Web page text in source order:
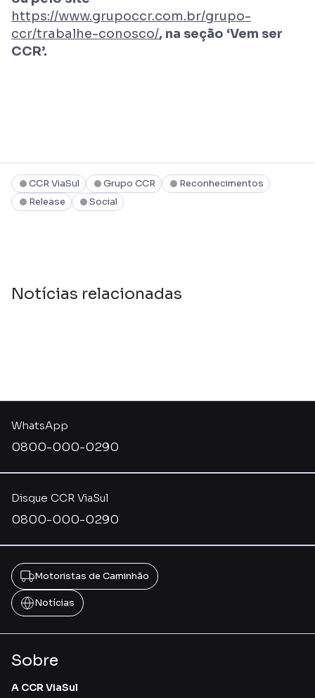
https://www.grupoccr.com.br/grupo-
ccr/trabalhe-conosco/, na seção ‘Vem ser
CCR’.
CCR ViaSul Grupo CCR
Reconhecimentos
Release
Social
Notícias relacionadas
Disque CCR ViaSul
0800-000-0290
WhatsApp
0800-000-0290
Motoristas de Caminhão
Notícias
Sobre
A CCR ViaSul